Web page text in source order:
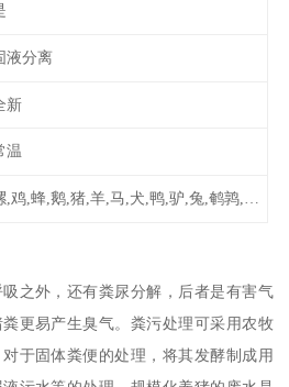
液分离
新
温
骡,鸡,蜂,鹅,猪,羊,马,犬,鸭,驴,兔,鹌鹑,牛,鸽
之外，还有粪尿分解，后者是有害气
更易产生臭气。粪污处理可采用农牧
于固体粪便的处理，将其发酵制成用